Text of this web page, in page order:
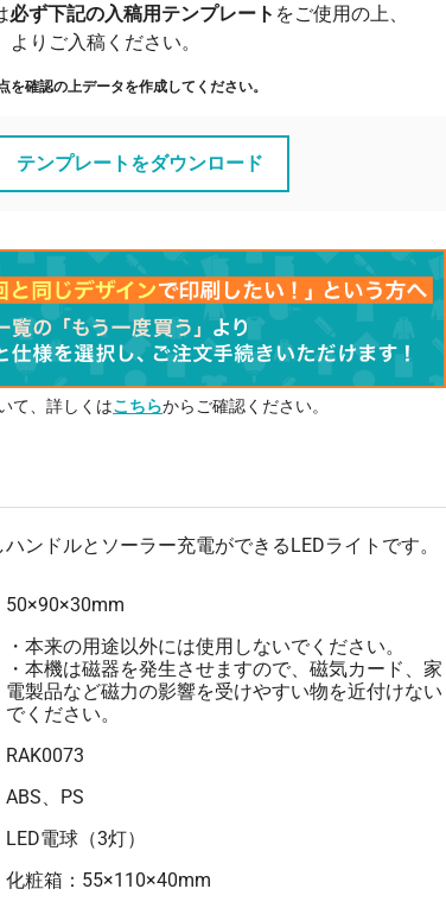
必ず下記の入稿用テンプレート をご使用の上、
よりご入稿ください。
を確認の上データを作成してください。
テンプレートをダウンロード
て、詳しくはこちらからご確認ください。
ンドルとソーラー充電ができるLEDライトです。
50×90×30mm
・本来の用途以外には使用しないでください。
・本機は磁器を発生させますので、磁気カード、家
電製品など磁力の影響を受けやすい物を近付けない
でください。
RAK0073
ABS、PS
LED電球（3灯）
化粧箱：55×110×40mm